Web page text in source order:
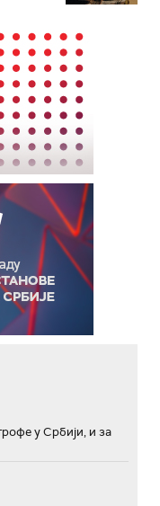
у Србији, и за